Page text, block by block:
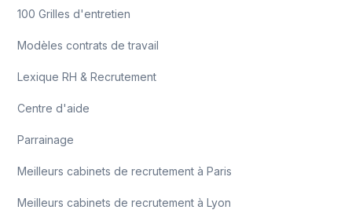
100 Grilles d'entretien
Modèles contrats de travail
Lexique RH & Recrutement
Centre d'aide
Parrainage
Meilleurs cabinets de recrutement à Paris
Meilleurs cabinets de recrutement à Lyon